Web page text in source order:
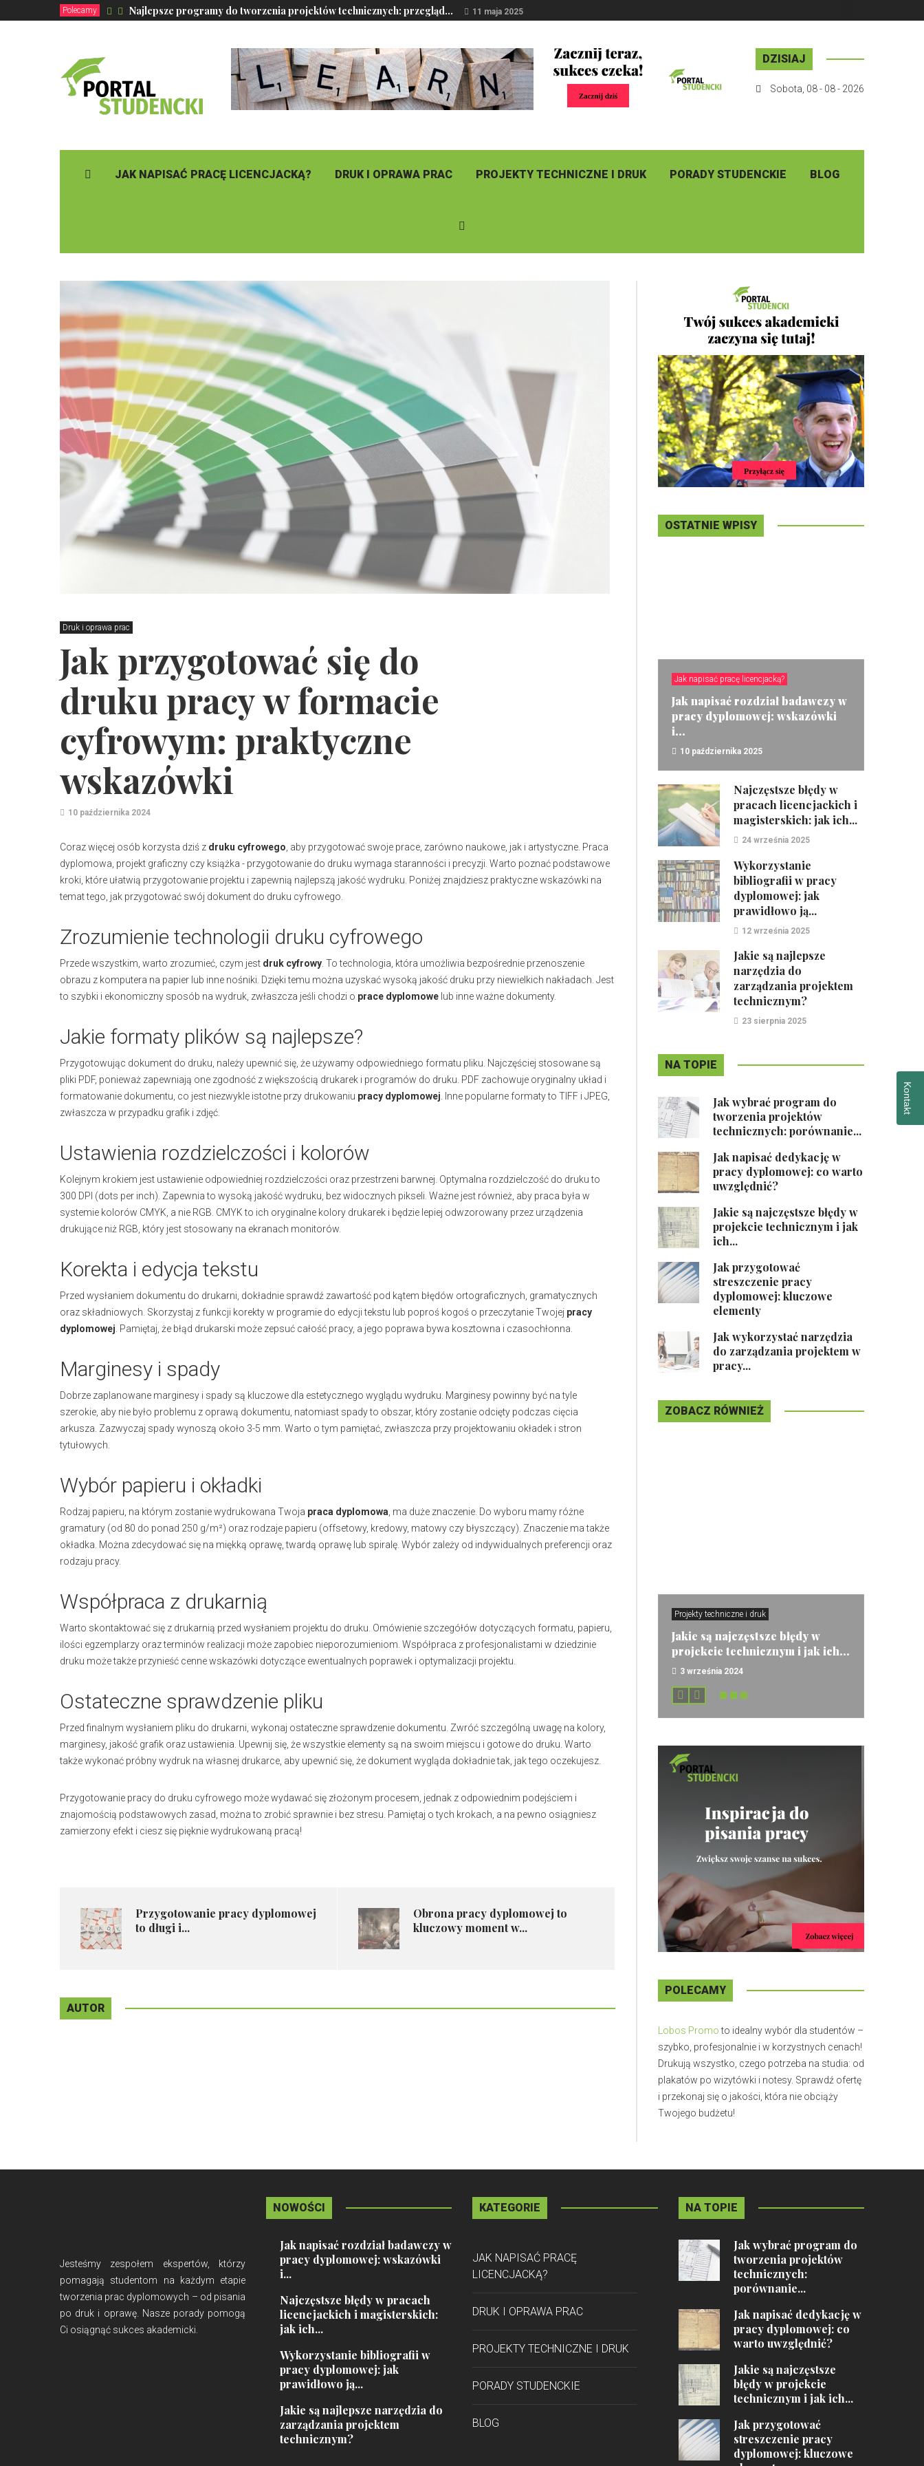
Polecamy Najlepsze programy do tworzenia projektów technicznych: przegląd... 11 maja 2025
DZISIAJ
Sobota 08 - 08 - 2026
JAK NAPISAĆ PRACĘ LICENCJACKĄ? DRUK I OPRAWA PRAC PROJEKTY TECHNICZNE I DRUK PORADY STUDENCKIE BLOG
Druk i oprawa prac
Jak przygotować się do
druku pracy w formacie
cyfrowym: praktyczne
wskazówki
10 października 2024
Coraz więcej osób korzysta dziś z druku cyfrowego , aby przygotować swoje prace, zarówno naukowe, jak i artystyczne. Praca
dyplomowa, projekt graficzny czy książka - przygotowanie do druku wymaga staranności i precyzji. Warto poznać podstawowe
kroki, które ułatwią przygotowanie projektu i zapewnią najlepszą jakość wydruku. Poniżej znajdziesz praktyczne wskazówki na
temat tego, jak przygotować swój dokument do druku cyfrowego.
Zrozumienie technologii druku cyfrowego
Przede wszystkim, warto zrozumieć, czym jest druk cyfrowy . To technologia, która umożliwia bezpośrednie przenoszenie
obrazu z komputera na papier lub inne nośniki. Dzięki temu można uzyskać wysoką jakość druku przy niewielkich nakładach. Jest
to szybki i ekonomiczny sposób na wydruk, zwłaszcza jeśli chodzi o prace dyplomowe lub inne ważne dokumenty.
Jakie formaty plików są najlepsze?
Przygotowując dokument do druku, należy upewnić się, że używamy odpowiedniego formatu pliku. Najczęściej stosowane są
pliki PDF, ponieważ zapewniają one zgodność z większością drukarek i programów do druku. PDF zachowuje oryginalny układ i
formatowanie dokumentu, co jest niezwykle istotne przy drukowaniu pracy dyplomowej . Inne popularne formaty to TIFF i JPEG,
zwłaszcza w przypadku grafik i zdjęć.
Ustawienia rozdzielczości i kolorów
Kolejnym krokiem jest ustawienie odpowiedniej rozdzielczości oraz przestrzeni barwnej. Optymalna rozdzielczość do druku to
300 DPI (dots per inch). Zapewnia to wysoką jakość wydruku, bez widocznych pikseli. Ważne jest również, aby praca była w
systemie kolorów CMYK, a nie RGB. CMYK to ich oryginalne kolory drukarek i będzie lepiej odwzorowany przez urządzenia
drukujące niż RGB, który jest stosowany na ekranach monitorów.
Korekta i edycja tekstu
Przed wysłaniem dokumentu do drukarni, dokładnie sprawdź zawartość pod kątem błędów ortograficznych, gramatycznych
oraz składniowych. Skorzystaj z funkcji korekty w programie do edycji tekstu lub poproś kogoś o przeczytanie Twojej pracy
dyplomowej . Pamiętaj, że błąd drukarski może zepsuć całość pracy, a jego poprawa bywa kosztowna i czasochłonna.
Marginesy i spady
Dobrze zaplanowane marginesy i spady są kluczowe dla estetycznego wyglądu wydruku. Marginesy powinny być na tyle
szerokie, aby nie było problemu z oprawą dokumentu, natomiast spady to obszar, który zostanie odcięty podczas cięcia
arkusza. Zazwyczaj spady wynoszą około 3-5 mm. Warto o tym pamiętać, zwłaszcza przy projektowaniu okładek i stron
tytułowych.
Wybór papieru i okładki
Rodzaj papieru, na którym zostanie wydrukowana Twoja praca dyplomowa , ma duże znaczenie. Do wyboru mamy różne
gramatury (od 80 do ponad 250 g/m²) oraz rodzaje papieru (offsetowy, kredowy, matowy czy błyszczący). Znaczenie ma także
okładka. Można zdecydować się na miękką oprawę, twardą oprawę lub spiralę. Wybór zależy od indywidualnych preferencji oraz
rodzaju pracy.
Współpraca z drukarnią
Warto skontaktować się z drukarnią przed wysłaniem projektu do druku. Omówienie szczegółów dotyczących formatu, papieru,
ilości egzemplarzy oraz terminów realizacji może zapobiec nieporozumieniom. Współpraca z profesjonalistami w dziedzinie
druku może także przynieść cenne wskazówki dotyczące ewentualnych poprawek i optymalizacji projektu.
Ostateczne sprawdzenie pliku
Przed finalnym wysłaniem pliku do drukarni, wykonaj ostateczne sprawdzenie dokumentu. Zwróć szczególną uwagę na kolory,
marginesy, jakość grafik oraz ustawienia. Upewnij się, że wszystkie elementy są na swoim miejscu i gotowe do druku. Warto
także wykonać próbny wydruk na własnej drukarce, aby upewnić się, że dokument wygląda dokładnie tak, jak tego oczekujesz.
Przygotowanie pracy do druku cyfrowego może wydawać się złożonym procesem, jednak z odpowiednim podejściem i
znajomością podstawowych zasad, można to zrobić sprawnie i bez stresu. Pamiętaj o tych krokach, a na pewno osiągniesz
zamierzony efekt i ciesz się pięknie wydrukowaną pracą!
Przygotowanie pracy dyplomowej
to długi i...
Obrona pracy dyplomowej to
kluczowy moment w...
AUTOR
OSTATNIE WPISY
Jak napisać pracę licencjacką?
Jak napisać rozdział badawczy w
pracy dyplomowej: wskazówki
i...
10 października 2025
Najczęstsze błędy w
pracach licencjackich i
magisterskich: jak ich...
24 września 2025
Wykorzystanie
bibliografii w pracy
dyplomowej: jak
prawidłowo ją...
12 września 2025
Jakie są najlepsze
narzędzia do
zarządzania projektem
technicznym?
23 sierpnia 2025
NA TOPIE
Jak wybrać program do
tworzenia projektów
technicznych: porównanie...
Jak napisać dedykację w
pracy dyplomowej: co warto
uwzględnić?
Jakie są najczęstsze błędy w
projekcie technicznym i jak
ich...
Jak przygotować
streszczenie pracy
dyplomowej: kluczowe
elementy
Jak wykorzystać narzędzia
do zarządzania projektem w
pracy...
ZOBACZ RÓWNIEŻ
Projekty techniczne i druk
Jakie są najczęstsze błędy w
projekcie technicznym i jak ich...
3 września 2024
POLECAMY
Lobos Promoto idealny wybór dla studentów –
szybko, profesjonalnie i w korzystnych cenach!
Drukują wszystko, czego potrzeba na studia: od
plakatów po wizytówki i notesy. Sprawdź ofertę
i przekonaj się o jakości, która nie obciąży
Twojego budżetu!
Jesteśmy zespołem ekspertów, którzy
pomagają studentom na każdym etapie
tworzenia prac dyplomowych – od pisania
po druk i oprawę. Nasze porady pomogą
Ci osiągnąć sukces akademicki.
NOWOŚCI
Jak napisać rozdział badawczy w
pracy dyplomowej: wskazówki
i...
Najczęstsze błędy w pracach
licencjackich i magisterskich:
jak ich...
Wykorzystanie bibliografii w
pracy dyplomowej: jak
prawidłowo ją...
Jakie są najlepsze narzędzia do
zarządzania projektem
technicznym?
KATEGORIE
JAK NAPISAĆ PRACĘ
LICENCJACKĄ?
DRUK I OPRAWA PRAC
PROJEKTY TECHNICZNE I DRUK
PORADY STUDENCKIE
BLOG
NA TOPIE
Jak wybrać program do
tworzenia projektów
technicznych:
porównanie...
Jak napisać dedykację w
pracy dyplomowej: co
warto uwzględnić?
Jakie są najczęstsze
błędy w projekcie
technicznym i jak ich...
Jak przygotować
streszczenie pracy
dyplomowej: kluczowe
Kontakt